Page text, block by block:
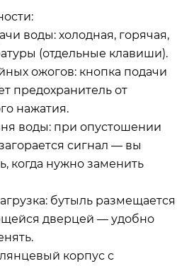
воды: холодная, горячая,
(отдельные клавиши).
ожогов: кнопка подачи
предохранитель от
нажатия.
воды: при опустошении
сигнал — вы
когда нужно заменить
бутыль размещается
дверцей — удобно
корпус с